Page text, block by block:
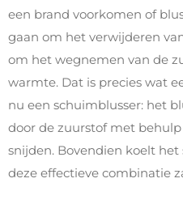
een brand voorkomen of
gaan om het verwijderen
om het wegnemen van de
warmte. Dat is precies wat
nu een schuimblusser: het
door de zuurstof met
snijden. Bovendien koelt
deze effectieve combinatie